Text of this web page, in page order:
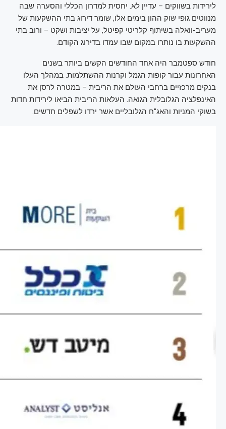
לירידות בשווקים – עדיין לא. יחסית למדרון הכללי והסערה שבה
מנווטים גופי שוק ההון בימים אלו, שומר דירוג בתי ההשקעות של
מעריב-וואלה בשיתוף קלריטי קפיטל, על יציבות ושקט – ורוב בתי
ההשקעות בו נותרו במקום שבו עמדו בדירוג הקודם.
חודש ספטמבר היה אחד החודשים הקשים ביותר בשנים
האחרונות עבור קופות הגמל וקרנות ההשתלמות. במהלך העלו
בנקים מרכזיים ברחבי העולם את הריבית – במטרה לרסן את
האינפלציה הגלובלית הגואה. העלאות הריבית הביאו לירידות חדות
בשוקי המניות והאג"ח הגלובליים אשר ירדו לשפלים חדשים.